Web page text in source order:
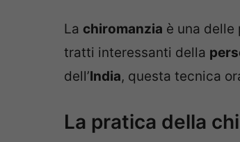
La chiromanzia è una
tratti interessanti della
dell’India, questa tecnica
La pratica della